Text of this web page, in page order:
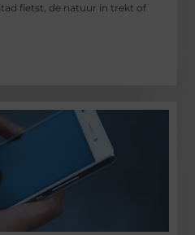
fietst, de natuur in trekt of